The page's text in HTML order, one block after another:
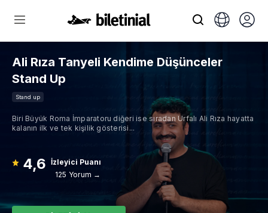
Ali Rıza Tanyeli Kendime Düşünceler
Stand Up
Stand up
Biri Büyük Roma İmparatoru diğeri ise sıradan Urfalı Ali Rıza hayatta
kalanın ilk ve tek kişilik gösterisi...
4,6 İzleyici Puanı
125 Yorum →